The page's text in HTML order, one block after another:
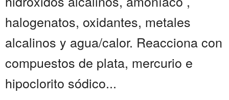
halogenatos, oxidantes, metales
alcalinos y agua/calor. Reacciona con
compuestos de plata, mercurio e
hipoclorito sódico...